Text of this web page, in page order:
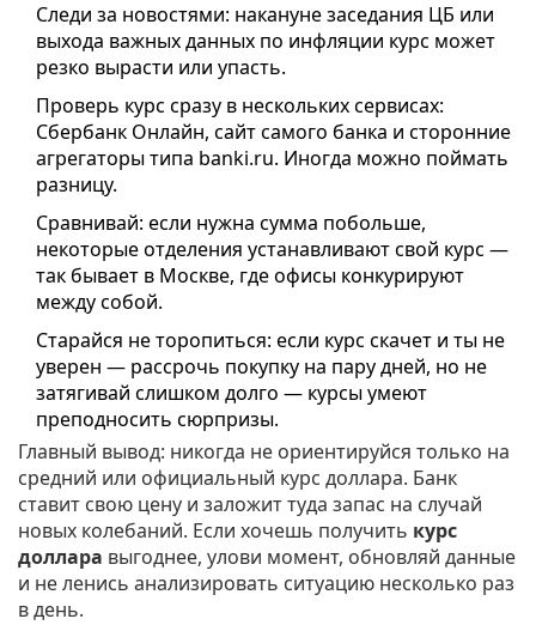
Следи за новостями: накануне заседания ЦБ или
выхода важных данных по инфляции курс может
резко вырасти или упасть.
Проверь курс сразу в нескольких сервисах:
Сбербанк Онлайн, сайт самого банка и сторонние
агрегаторы типа banki.ru. Иногда можно поймать
разницу.
Сравнивай: если нужна сумма побольше,
некоторые отделения устанавливают свой курс —
так бывает в Москве, где офисы конкурируют
между собой.
Старайся не торопиться: если курс скачет и ты не
уверен — рассрочь покупку на пару дней, но не
затягивай слишком долго — курсы умеют
преподносить сюрпризы.
Главный вывод: никогда не ориентируйся только на
средний или официальный курс доллара. Банк
ставит свою цену и заложит туда запас на случай
новых колебаний. Если хочешь получить курс
доллара выгоднее, улови момент, обновляй данные
и не ленись анализировать ситуацию несколько раз
в день.